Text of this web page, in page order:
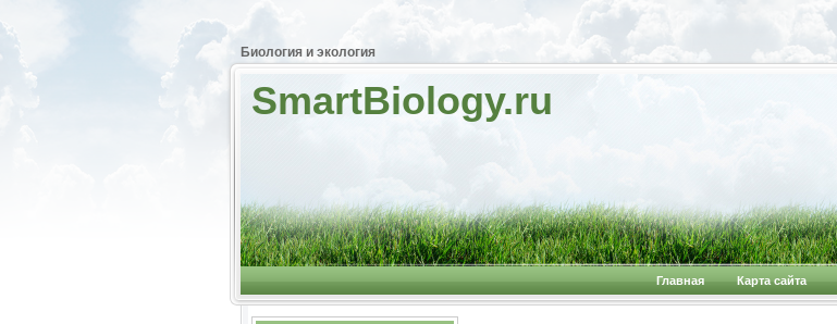
Биология и экология
SmartBiology.ru
Главная Карта сайта